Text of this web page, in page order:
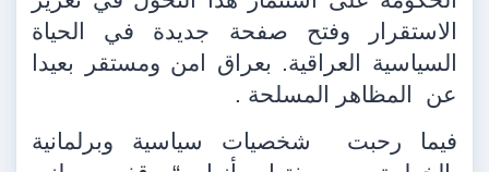
الاستقرار وفتح صفحة جديدة في الحياة
السياسية العراقية. بعراق امن ومستقر بعيدا
عن
المظاهر المسلحة .
فيما رحبت
شخصيات سياسية وبرلمانية